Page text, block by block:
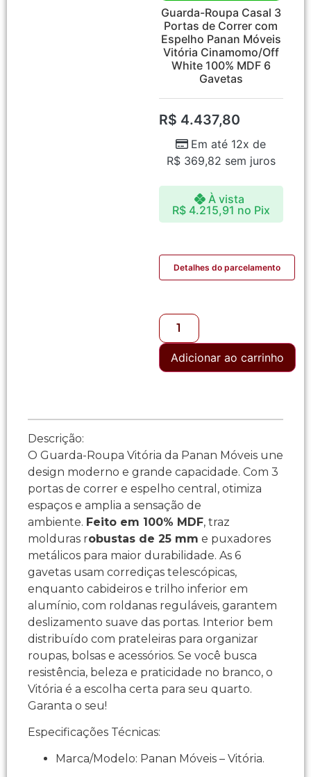
Guarda-Roupa Casal 3
Portas de Correr com
Espelho Panan Móveis
Vitória Cinamomo/Off
White 100% MDF 6
Gavetas
R$ 4.437,80
Em até 12x de
R$369,82 sem juros
À vista
R$4.215,91 no Pix
Detalhes do parcelamento
Adicionar ao carrinho
Descrição:
O Guarda-Roupa Vitória da Panan Móveis une
design moderno e grande capacidade. Com 3
portas de correr e espelho central, otimiza
espaços e amplia a sensação de
ambiente. Feito em 100% MDF, traz
molduras robustas de 25 mm e puxadores
metálicos para maior durabilidade. As 6
gavetas usam corrediças telescópicas,
enquanto cabideiros e trilho inferior em
alumínio, com roldanas reguláveis, garantem
deslizamento suave das portas. Interior bem
distribuído com prateleiras para organizar
roupas, bolsas e acessórios. Se você busca
resistência, beleza e praticidade no branco, o
Vitória é a escolha certa para seu quarto.
Garanta o seu!
Especificações Técnicas:
Marca/Modelo: Panan Móveis – Vitória.